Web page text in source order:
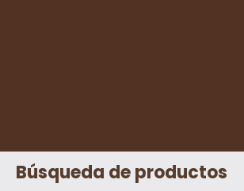
Búsqueda de productos